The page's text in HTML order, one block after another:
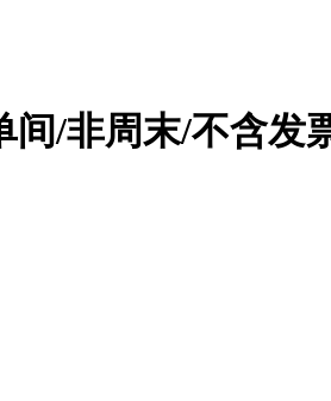
/非周末/不含发